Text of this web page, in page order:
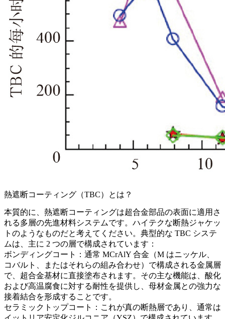
熱遮断コーティング（TBC）とは？
本質的に、熱遮断コーティングは超合金部品の表面に適用さ
れる多層の先進材料システムです。ハイテクな断熱ジャケッ
トのようなものだと考えてください。典型的な TBC システ
ムは、主に 2 つの層で構成されています：
ボンディングコート： 通常 MCrAlY 合金（M はニッケル、
コバルト、またはそれらの組み合わせ）で構成される金属層
で、 超合金基材に直接塗布されます。その主な機能は、酸化
および高温腐食に対する耐性を提供し、母材金属との強力な
接着結合を形成することです。
セラミックトップコート： これが真の断熱層であり、通常は